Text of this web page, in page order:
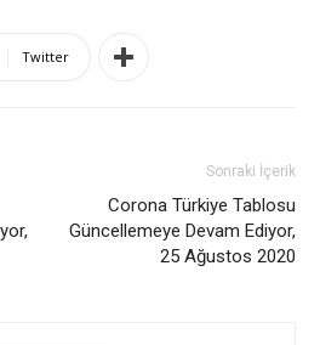
Twitter
Sonraki İçerik
Corona Türkiye Tablosu
Güncellemeye Devam Ediyor,
25 Ağustos 2020